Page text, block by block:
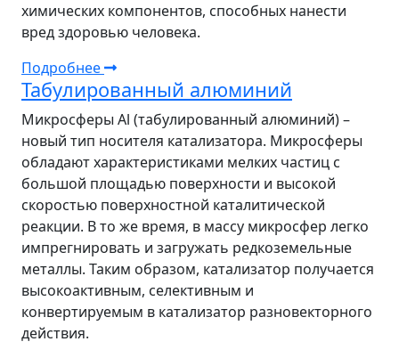
химических компонентов, способных нанести
вред здоровью человека.
Подробнее
Табулированный алюминий
Микросферы Al (табулированный алюминий) –
новый тип носителя катализатора. Микросферы
обладают характеристиками мелких частиц с
большой площадью поверхности и высокой
скоростью поверхностной каталитической
реакции. В то же время, в массу микросфер легко
импрегнировать и загружать редкоземельные
металлы. Таким образом, катализатор получается
высокоактивным, селективным и
конвертируемым в катализатор разновекторного
действия.